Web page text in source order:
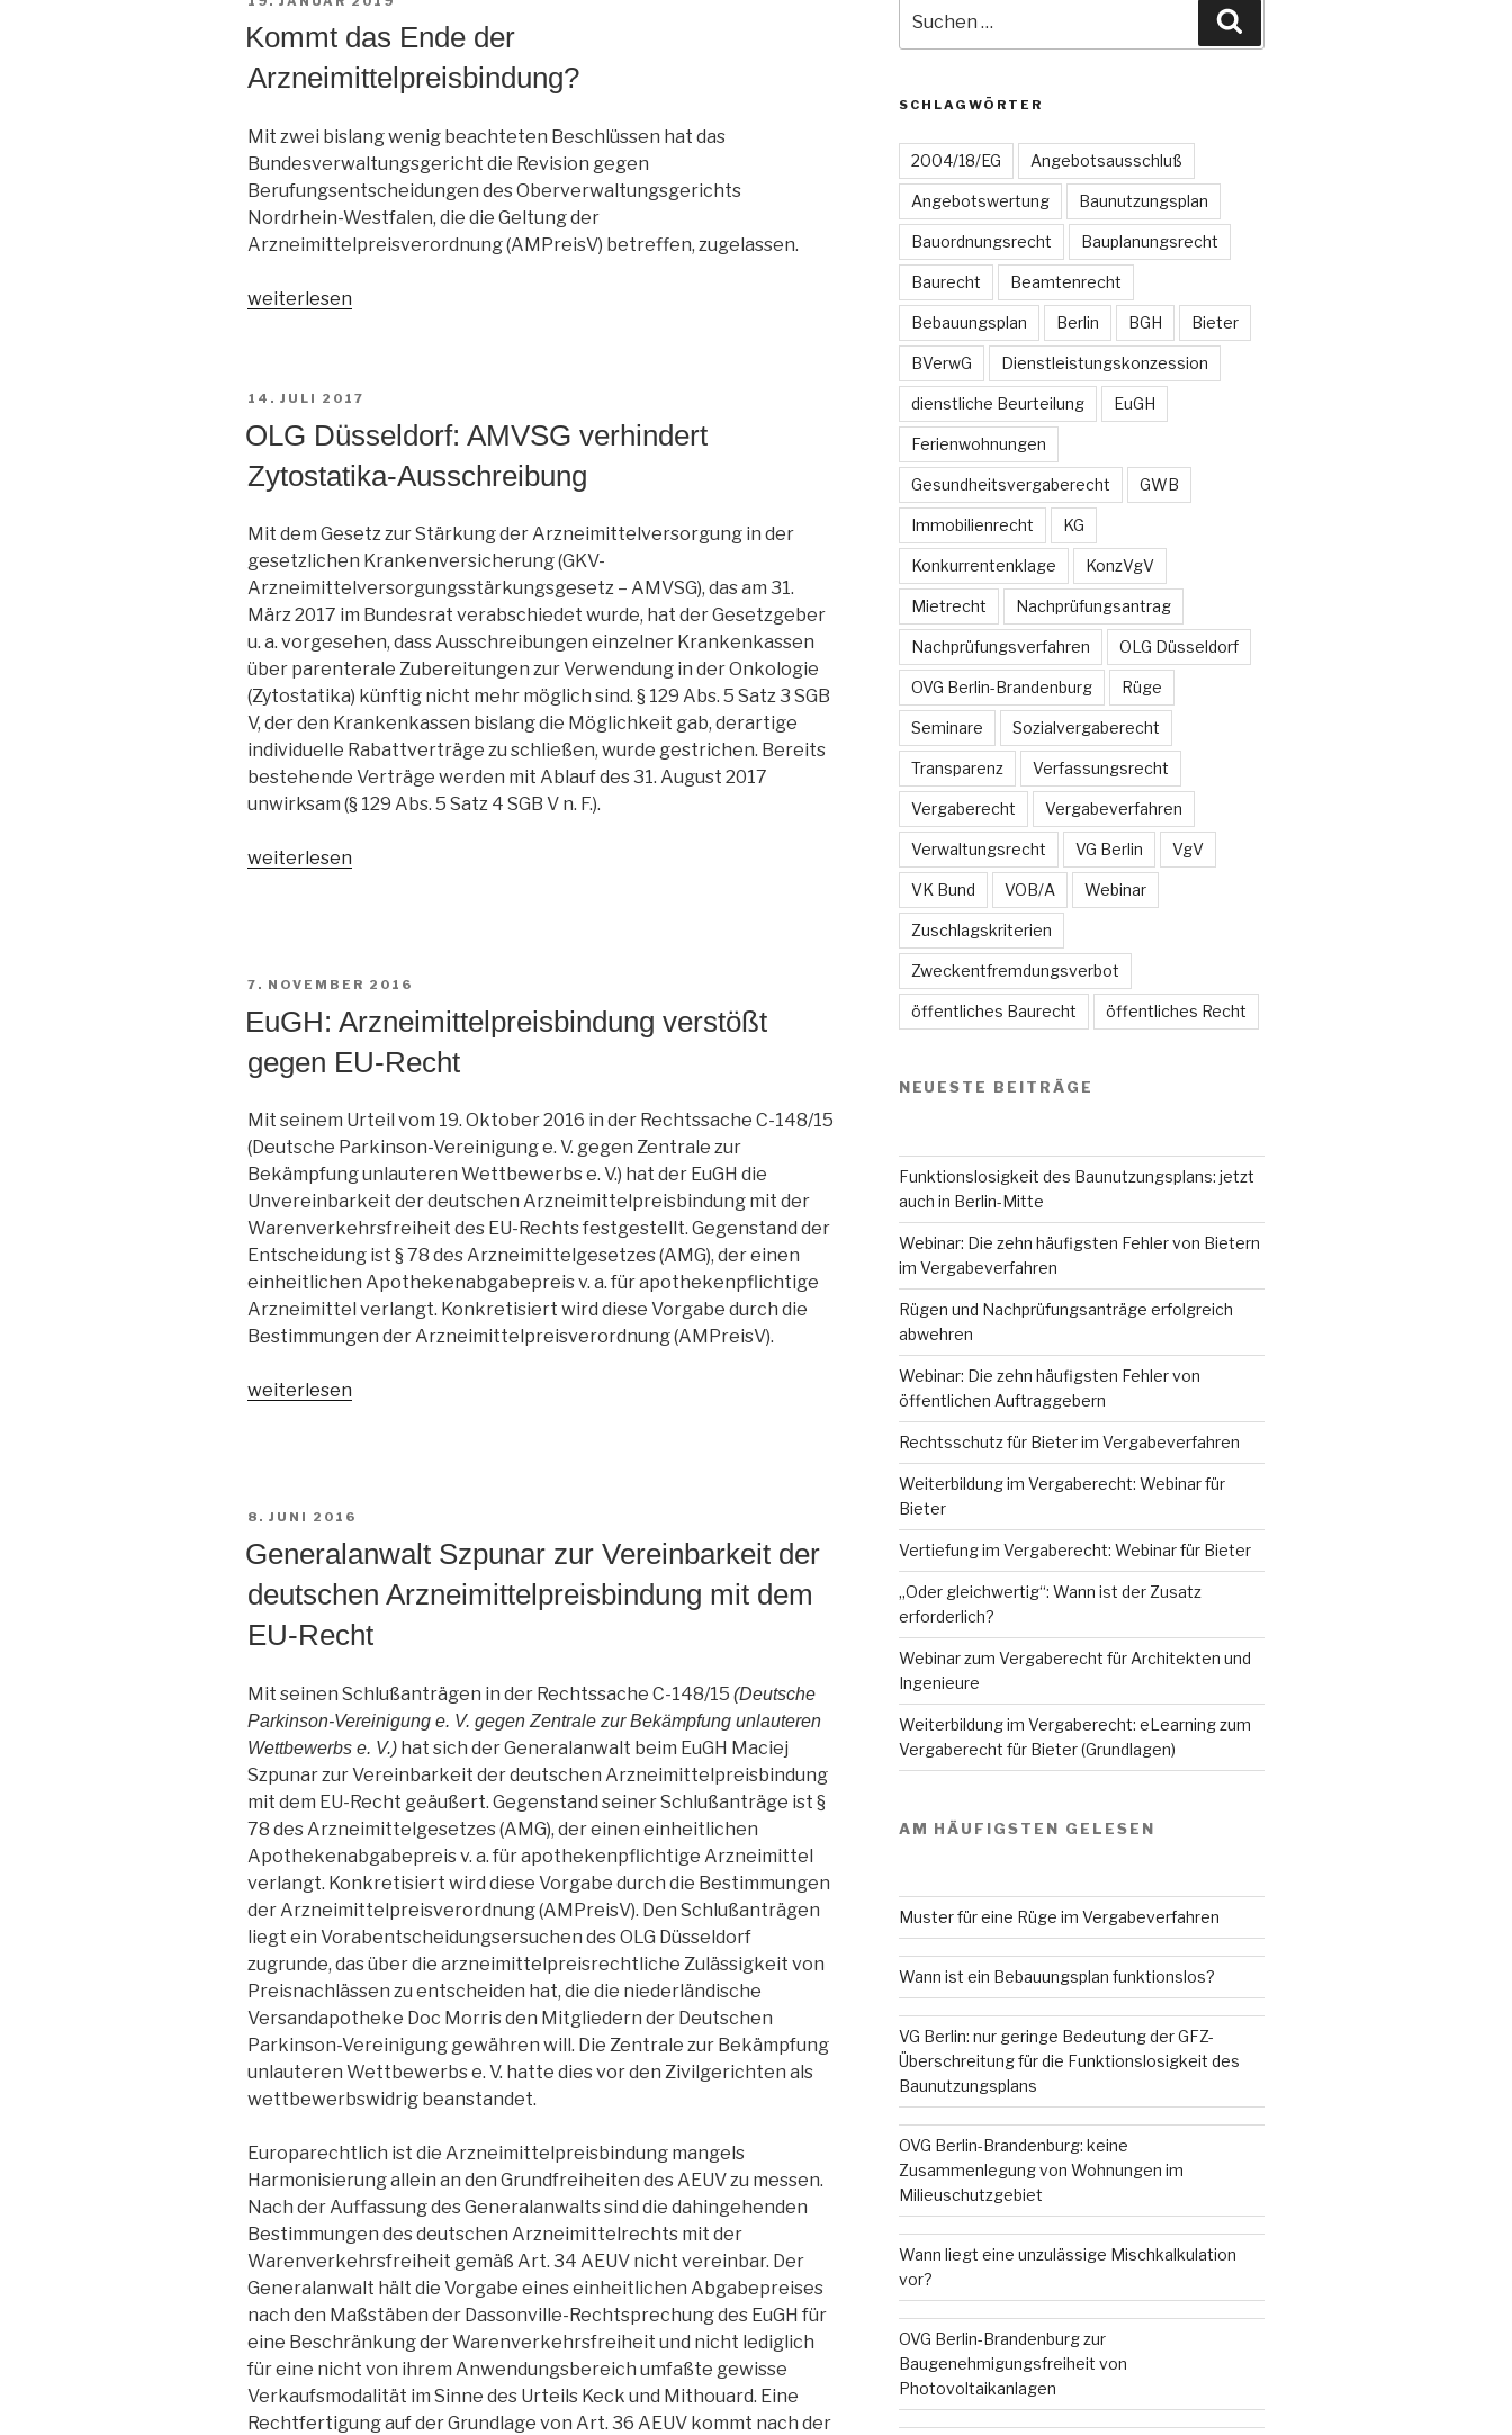
AM
Kommt das Ende der
Arzneimittelpreisbindung?
Mit zwei bislang wenig beachteten Beschlüssen hat das
Bundesverwaltungsgericht die Revision gegen
Berufungsentscheidungen des Oberverwaltungsgerichts
Nordrhein-Westfalen, die die Geltung der
Arzneimittelpreisverordnung (AMPreisV) betreffen, zugelassen.
„Kommt
Arzneimittelpreisbindung?“
weiterlesen
VERÖFFENTLICHT
AM
14. JULI 2017
OLG Düsseldorf: AMVSG verhindert
Zytostatika-Ausschreibung
Mit dem Gesetz zur Stärkung der Arzneimittelversorgung in der
gesetzlichen Krankenversicherung (GKV-
Arzneimittelversorgungsstärkungsgesetz – AMVSG), das am 31.
März 2017 im Bundesrat verabschiedet wurde, hat der Gesetzgeber
u. a. vorgesehen, dass Ausschreibungen einzelner Krankenkassen
über parenterale Zubereitungen zur Verwendung in der Onkologie
(Zytostatika) künftig nicht mehr möglich sind. § 129 Abs. 5 Satz 3 SGB
V, der den Krankenkassen bislang die Möglichkeit gab, derartige
individuelle Rabattverträge zu schließen, wurde gestrichen. Bereits
bestehende Verträge werden mit Ablauf des 31. August 2017
unwirksam (§ 129 Abs. 5 Satz 4 SGB V n. F.).
„OLG
Ausschreibung“
weiterlesen
VERÖFFENTLICHT
AM
7. NOVEMBER 2016
EuGH: Arzneimittelpreisbindung verstößt
gegen EU-Recht
Mit seinem Urteil vom 19. Oktober 2016 in der Rechtssache C-148/15
(Deutsche Parkinson-Vereinigung e. V. gegen Zentrale zur
Bekämpfung unlauteren Wettbewerbs e. V.) hat der EuGH die
Unvereinbarkeit der deutschen Arzneimittelpreisbindung mit der
Warenverkehrsfreiheit des EU-Rechts festgestellt. Gegenstand der
Entscheidung ist § 78 des Arzneimittelgesetzes (AMG), der einen
einheitlichen Apothekenabgabepreis v. a. für apothekenpflichtige
Arzneimittel verlangt. Konkretisiert wird diese Vorgabe durch die
Bestimmungen der Arzneimittelpreisverordnung (AMPreisV).
„EuGH:
Recht“
weiterlesen
VERÖFFENTLICHT
AM
8. JUNI 2016
Generalanwalt Szpunar zur Vereinbarkeit der
deutschen Arzneimittelpreisbindung mit dem
EU-Recht
Mit seinen Schlußanträgen in der Rechtssache C-148/15 (Deutsche
Parkinson-Vereinigung e. V. gegen Zentrale zur Bekämpfung unlauteren
Wettbewerbs e. V.) hat sich der Generalanwalt beim EuGH Maciej
Szpunar zur Vereinbarkeit der deutschen Arzneimittelpreisbindung
mit dem EU-Recht geäußert. Gegenstand seiner Schlußanträge ist §
78 des Arzneimittelgesetzes (AMG), der einen einheitlichen
Apothekenabgabepreis v. a. für apothekenpflichtige Arzneimittel
verlangt. Konkretisiert wird diese Vorgabe durch die Bestimmungen
der Arzneimittelpreisverordnung (AMPreisV). Den Schlußanträgen
liegt ein Vorabentscheidungsersuchen des OLG Düsseldorf
zugrunde, das über die arzneimittelpreisrechtliche Zulässigkeit von
Preisnachlässen zu entscheiden hat, die die niederländische
Versandapotheke Doc Morris den Mitgliedern der Deutschen
Parkinson-Vereinigung gewähren will. Die Zentrale zur Bekämpfung
unlauteren Wettbewerbs e. V. hatte dies vor den Zivilgerichten als
wettbewerbswidrig beanstandet.
Europarechtlich ist die Arzneimittelpreisbindung mangels
Harmonisierung allein an den Grundfreiheiten des AEUV zu messen.
Nach der Auffassung des Generalanwalts sind die dahingehenden
Bestimmungen des deutschen Arzneimittelrechts mit der
Warenverkehrsfreiheit gemäß Art. 34 AEUV nicht vereinbar. Der
Generalanwalt hält die Vorgabe eines einheitlichen Abgabepreises
nach den Maßstäben der Dassonville-Rechtsprechung des EuGH für
eine Beschränkung der Warenverkehrsfreiheit und nicht lediglich
für eine nicht von ihrem Anwendungsbereich umfaßte gewisse
Verkaufsmodalität im Sinne des Urteils Keck und Mithouard. Eine
Rechtfertigung auf der Grundlage von Art. 36 AEUV kommt nach der
nach:
SCHLAGWÖRTER
2004/18/EG Angebotsausschluß
Angebotswertung Baunutzungsplan
Bauordnungsrecht Bauplanungsrecht
Baurecht Beamtenrecht
Bebauungsplan Berlin BGH Bieter
BVerwG Dienstleistungskonzession
dienstliche Beurteilung EuGH
Ferienwohnungen
Gesundheitsvergaberecht GWB
Immobilienrecht KG
Konkurrentenklage KonzVgV
Mietrecht Nachprüfungsantrag
Nachprüfungsverfahren OLG Düsseldorf
OVG Berlin-Brandenburg Rüge
Seminare Sozialvergaberecht
Transparenz Verfassungsrecht
Vergaberecht Vergabeverfahren
Verwaltungsrecht VG Berlin VgV
VK Bund VOB/A Webinar
Zuschlagskriterien
Zweckentfremdungsverbot
öffentliches Baurecht öffentliches Recht
NEUESTE BEITRÄGE
Funktionslosigkeit des Baunutzungsplans: jetzt
auch in Berlin-Mitte
Webinar: Die zehn häufigsten Fehler von Bietern
im Vergabeverfahren
Rügen und Nachprüfungsanträge erfolgreich
abwehren
Webinar: Die zehn häufigsten Fehler von
öffentlichen Auftraggebern
Rechtsschutz für Bieter im Vergabeverfahren
Weiterbildung im Vergaberecht: Webinar für
Bieter
Vertiefung im Vergaberecht: Webinar für Bieter
„Oder gleichwertig“: Wann ist der Zusatz
erforderlich?
Webinar zum Vergaberecht für Architekten und
Ingenieure
Weiterbildung im Vergaberecht: eLearning zum
Vergaberecht für Bieter (Grundlagen)
AM HÄUFIGSTEN GELESEN
Muster für eine Rüge im Vergabeverfahren
Wann ist ein Bebauungsplan funktionslos?
VG Berlin: nur geringe Bedeutung der GFZ-
Überschreitung für die Funktionslosigkeit des
Baunutzungsplans
OVG Berlin-Brandenburg: keine
Zusammenlegung von Wohnungen im
Milieuschutzgebiet
Wann liegt eine unzulässige Mischkalkulation
vor?
OVG Berlin-Brandenburg zur
Baugenehmigungsfreiheit von
Photovoltaikanlagen